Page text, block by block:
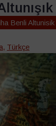
Benli Altunisik
, Türkçe